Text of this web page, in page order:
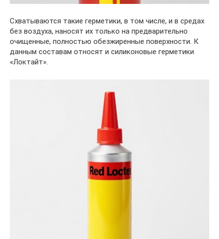
Схватываются такие герметики, в том числе, и в средах
без воздуха, наносят их только на предварительно
очищенные, полностью обезжиренные поверхности. К
данным составам относят и силиконовые герметики
«Локтайт».